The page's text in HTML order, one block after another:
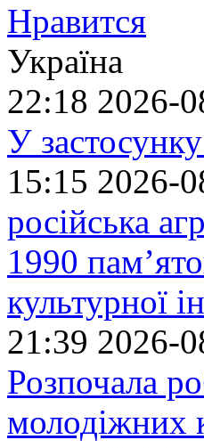
Нравится
Україна
22:18 2026-
У
15:15 2026-
російська
1990
культурної
21:39 2026-
Розпочала
молодіжних